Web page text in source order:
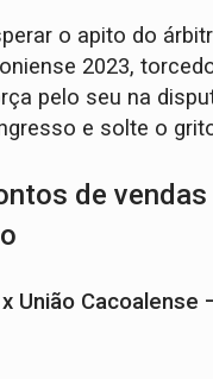
o apito do
2023,
pelo seu na
e solte o
de
União Cacoalense